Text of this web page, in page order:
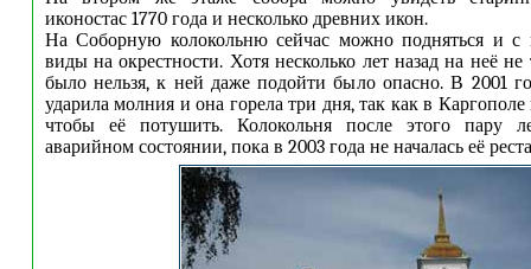
иконостас 1770 года и несколько древних икон.
На Соборную колокольню сейчас можно подняться и с
виды на окрестности. Хотя несколько лет назад на неё не
было нельзя, к ней даже подойти было опасно. В 2001
ударила молния и она горела три дня, так как в
чтобы её потушить. Колокольня после этого пару
аварийном состоянии, пока в 2003 года не началась её